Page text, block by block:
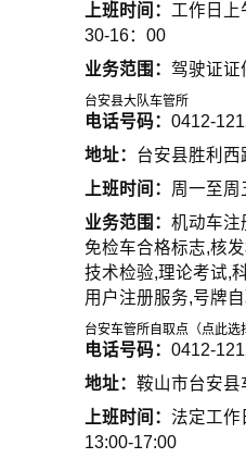
上班时间： 工作日上
30-16：00
业务范围： 驾驶证证
台安县大队车管所
电话号码： 0412-
地址： 台安县胜利西
上班时间： 周一至
业务范围： 机动车注
免检车合格标志,核
技术检验,理论考试,
用户注册服务,号牌
台安车管所自取点（点此选
电话号码： 0412-
地址： 鞍山市台安县
上班时间： 法定工作
13:00-17:00